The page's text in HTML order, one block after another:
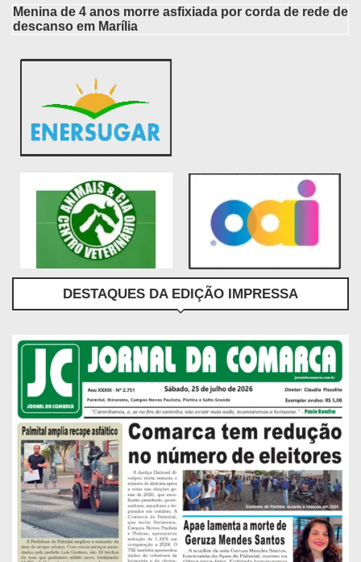
Menina de 4 anos morre asfixiada por corda de rede de
descanso em Marília
DESTAQUES DA EDIÇÃO IMPRESSA